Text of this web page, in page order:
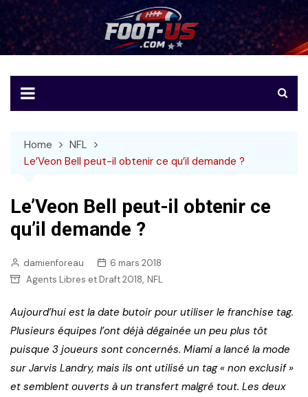
to
content
Foot-US
Le football américain en français
Home
NFL
Le’Veon Bell peut-il obtenir ce qu’il demande ?
Le’Veon Bell peut-il obtenir ce
qu’il demande ?
damienforeau
6 mars 2018
Agents Libres et Draft 2018, NFL
Aujourd’hui est la date butoir pour utiliser le franchise tag.
Plusieurs équipes l’ont déjà dégainée un peu plus tôt
puisque 3 joueurs sont concernés. Miami a lancé la mode
sur Jarvis Landry, mais ils ont utilisé un tag « non exclusif »
et semblent ouverts à un transfert malgré tout. Les deux